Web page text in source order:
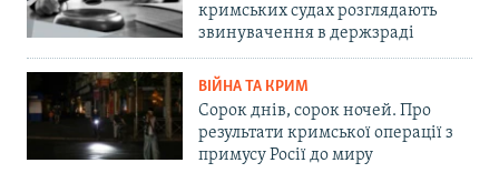
кримських судах розглядають
звинувачення в держзраді
ВІЙНА ТА КРИМ
Сорок днів, сорок ночей. Про
результати кримської операції з
примусу Росії до миру